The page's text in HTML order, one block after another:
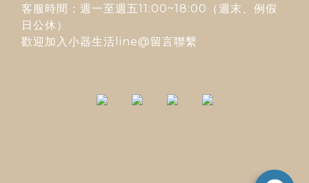
客服時間：週一至週五11:00~18:00（週末、例假
日公休）
歡迎加入 小器生活line@留言聯繫